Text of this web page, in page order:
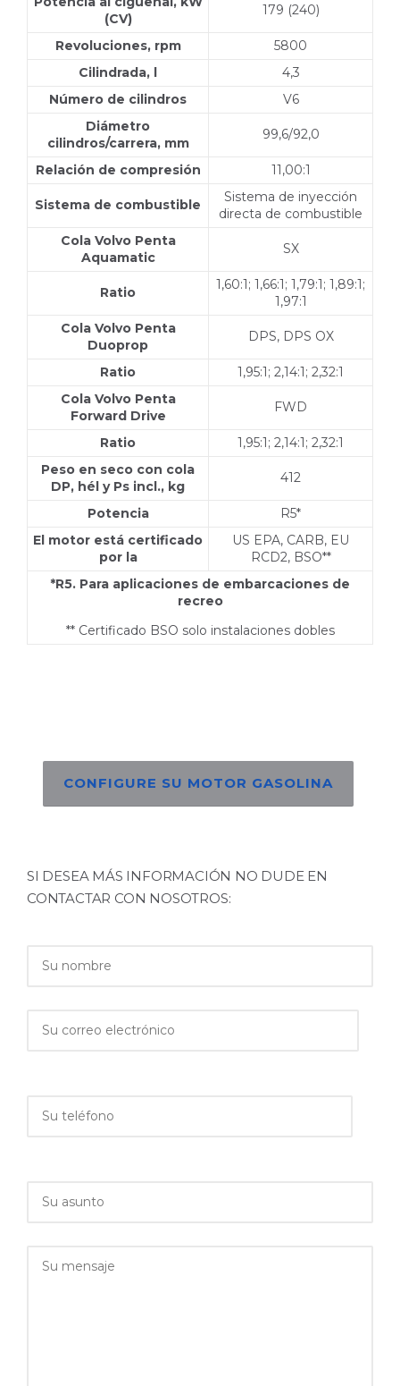
(CV)
179 (240)
Revoluciones, rpm
5800
Cilindrada, l
4,3
Número de cilindros
V6
Diámetro
cilindros/carrera, mm
99,6/92,0
Relación de compresión 11,00:1
Sistema de combustible
Sistema de inyección
directa de combustible
Cola Volvo Penta
Aquamatic
SX
Ratio
1,60:1; 1,66:1; 1,79:1; 1,89:1;
1,97:1
Cola Volvo Penta
Duoprop
DPS, DPS OX
Ratio
1,95:1; 2,14:1; 2,32:1
Cola Volvo Penta
Forward Drive
FWD
Ratio
1,95:1; 2,14:1; 2,32:1
Peso en seco con cola
DP, hél y Ps incl., kg
412
Potencia
R5*
El motor está certificado
por la
US EPA, CARB, EU
RCD2, BSO**
*R5. Para aplicaciones de embarcaciones de
recreo
** Certificado BSO solo instalaciones dobles
CONFIGURE SU MOTOR GASOLINA
SI DESEA MÁS INFORMACIÓN NO DUDE EN
CONTACTAR CON NOSOTROS: